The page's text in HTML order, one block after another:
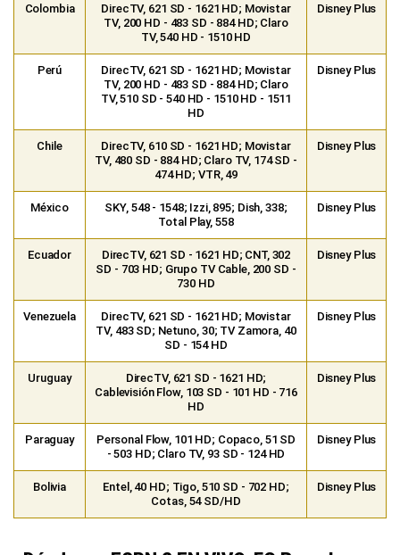
DirecTV, 610 SD - 1621 HD; Movistar
TV, 480 SD - 884 HD; Claro TV, 174 SD -
474 HD; VTR, 49
SKY, 548 - 1548; Izzi, 895; Dish, 338;
Total Play, 558
Ecuador
DirecTV, 621 SD - 1621 HD; CNT, 302
SD - 703 HD; Grupo TV Cable, 200 SD -
730 HD
Disney Plus
Venezuela
DirecTV, 621 SD - 1621 HD; Movistar
TV, 483 SD; Netuno, 30; TV Zamora, 40
SD - 154 HD
Disney Plus
Uruguay
DirecTV, 621 SD - 1621 HD;
Cablevisión Flow, 103 SD - 101 HD - 716
HD
Disney Plus
Paraguay
Personal Flow, 101 HD; Copaco, 51 SD
- 503 HD; Claro TV, 93 SD - 124 HD
Disney Plus
Bolivia
Entel, 40 HD; Tigo, 510 SD - 702 HD;
Cotas, 54 SD/HD
Disney Plus
¿Dónde ver ESPN 2 EN VIVO, FC Barcelona
vs. Real Madrid por LaLiga 2026?
ESPN 2
se encuentra disponible en los países
deArgentina, Colombia, Perú, Chile, México,